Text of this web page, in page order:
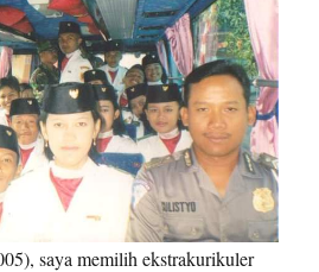
saya memilih ekstrakurikuler